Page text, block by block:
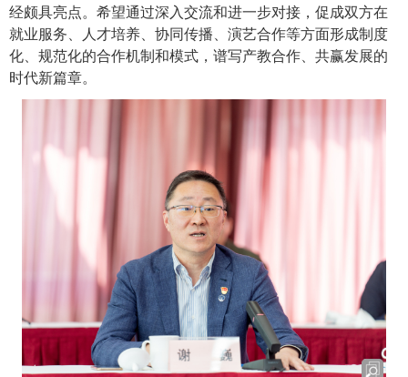
经颇具亮点。希望通过深入交流和进一步对接，促成双方在
就业服务、人才培养、协同传播、演艺合作等方面形成制度
化、规范化的合作机制和模式，谱写产教合作、共赢发展的
时代新篇章。